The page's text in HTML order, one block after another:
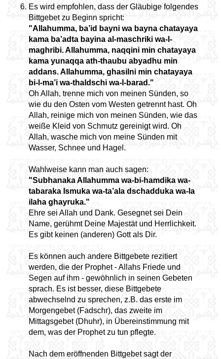
Es wird empfohlen, dass der Gläubige folgendes
Bittgebet zu Beginn spricht:
"Allahumma, ba’id bayni wa bayna chatayaya
kama ba’adta bayina al-maschriki wa-l-
maghribi. Allahumma, naqqini min chatayaya
kama yunaqqa ath-thaubu abyadhu min
addans. Allahumma, ghasilni min chatayaya
bi-l-ma’i wa-thaldschi wa-l-barad."
Oh Allah, trenne mich von meinen Sünden, so
wie du den Osten vom Westen getrennt hast. Oh
Allah, reinige mich von meinen Sünden, wie das
weiße Kleid von Schmutz gereinigt wird. Oh
Allah, wasche mich von meine Sünden mit
Wasser, Schnee und Hagel.
Wahlweise kann man auch sagen:
"Subhanaka Allahumma wa-bi-hamdika wa-
tabaraka Ismuka wa-ta’ala dschadduka wa-la
ilaha ghayruka."
Ehre sei Allah und Dank. Gesegnet sei Dein
Name, gerühmt Deine Majestät und Herrlichkeit.
Es gibt keinen (anderen) Gott als Dir.
Es können auch andere Bittgebete rezitiert
werden, die der Prophet - Allahs Friede und
Segen auf ihm - gewöhnlich in seinen Gebeten
sprach. Es ist besser, diese Bittgebete
abwechselnd zu sprechen, z.B. das erste im
Morgengebet (Fadschr), das zweite im
Mittagsgebet (Dhuhr), in Übereinstimmung mit
dem, was der Prophet zu tun pflegte.
Nach dem eröffnenden Bittgebet sagt der